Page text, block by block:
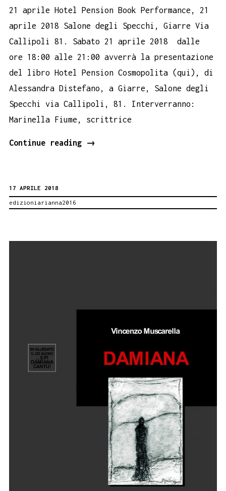
21 aprile Hotel Pension Book Performance, 21
aprile 2018 Salone degli Specchi, Giarre Via
Callipoli 81. Sabato 21 aprile 2018 dalle
ore 18:00 alle 21:00 avverrà la presentazione
del libro Hotel Pension Cosmopolita (qui), di
Alessandra Distefano, a Giarre, Salone degli
Specchi via Callipoli, 81. Interverranno:
Marinella Fiume, scrittrice
Continue reading
Hotel
→
17 APRILE 2018
edizioniarianna2016